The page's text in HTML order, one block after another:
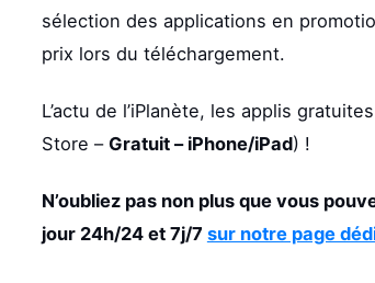
sélection des applications en
prix lors du téléchargement.
L’actu de l’iPlanète, les applis
Store – Gratuit – iPhone/iPad) !
N’oubliez pas non plus que vous
jour 24h/24 et 7j/7 sur notre page